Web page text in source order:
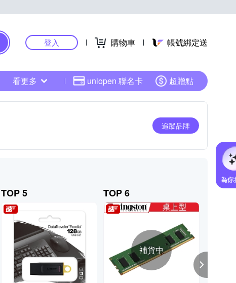
登入 購物車 帳號綁定送
看更多 uniopen 聯名卡 超贈點
追蹤品牌
TOP 5 TOP 6
補貨中